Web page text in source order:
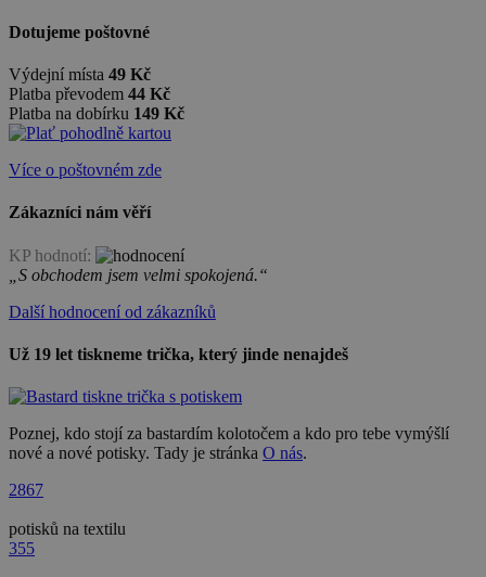
Dotujeme poštovné
Výdejní místa 49 Kč
Platba převodem 44 Kč
Platba na dobírku 149 Kč
Více o poštovném zde
Zákazníci nám věří
KP hodnotí:
„S obchodem jsem velmi spokojená.“
Další hodnocení od zákazníků
Už 19 let tiskneme trička, který jinde nenajdeš
Poznej, kdo stojí za bastardím kolotočem a kdo pro tebe vymýšlí
nové a nové potisky. Tady je stránka O nás.
2867
potisků na textilu
355